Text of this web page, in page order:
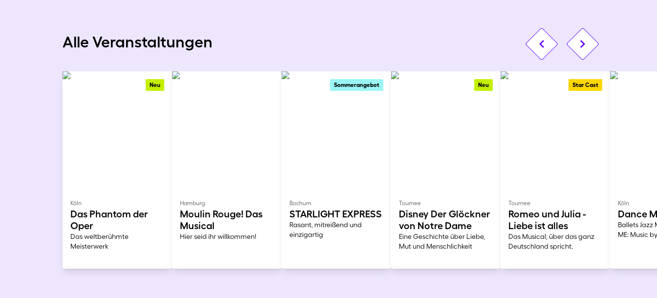
Alle Veranstaltungen
Neu
Köln
Das Phantom der
Oper
Das weltberühmte
Meisterwerk
Hamburg
Moulin Rouge! Das
Musical
Hier seid ihr willkommen!
Sommerangebot
Bochum
STARLIGHT EXPRESS
Rasant, mitreißend und
einzigartig
Neu
Tournee
Disney Der Glöckner
von Notre Dame
Eine Geschichte über Liebe,
Mut und Menschlichkeit
Star Cast
Tournee
Romeo und Julia -
Liebe ist alles
Das Musical, über das ganz
Deutschland spricht.
Köln
Dance
Ballets Jazz
ME: Music
Vorheriges BildNächstes Bild